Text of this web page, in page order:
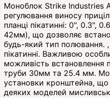
Моноблок Strike Industries
регулювання виносу
планці пікатинні: 0", 0.3",
42мм), що дозволяє
будь-який тип полювання.
пікатинні. Важливою
можливість встановлення
труби 30мм та 25.4 мм.
установки кронштейна, що
деяких моделей